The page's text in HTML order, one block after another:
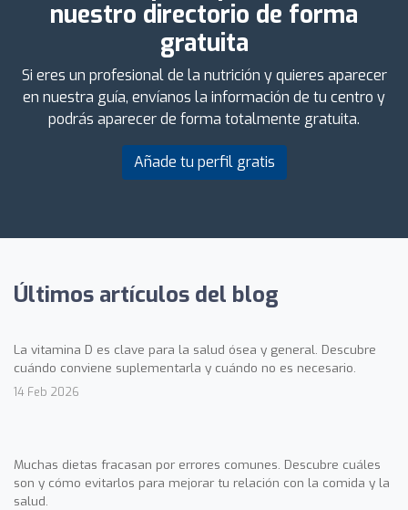
nuestro directorio de forma
gratuita
Si eres un profesional de la nutrición y quieres aparecer
en nuestra guía, envíanos la información de tu centro y
podrás aparecer de forma totalmente gratuita.
Añade tu perfil gratis
Últimos artículos del blog
La vitamina D es clave para la salud ósea y general. Descubre
cuándo conviene suplementarla y cuándo no es necesario.
14 Feb 2026
Muchas dietas fracasan por errores comunes. Descubre cuáles
son y cómo evitarlos para mejorar tu relación con la comida y la
salud.